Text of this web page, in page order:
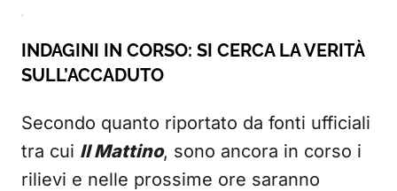
INDAGINI IN CORSO: SI CERCA LA VERITÀ
SULL’ACCADUTO
Secondo quanto riportato da fonti ufficiali
tra cui Il Mattino, sono ancora in corso i
rilievi e nelle prossime ore saranno